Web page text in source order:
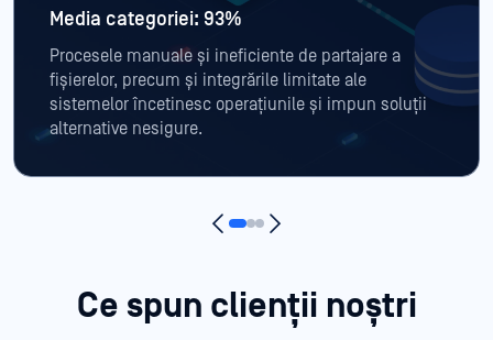
Media categoriei: 93%
Procesele manuale și ineficiente de partajare a
fișierelor, precum și integrările limitate ale
sistemelor încetinesc operațiunile și impun soluții
alternative nesigure.
Ce spun clienții noștri